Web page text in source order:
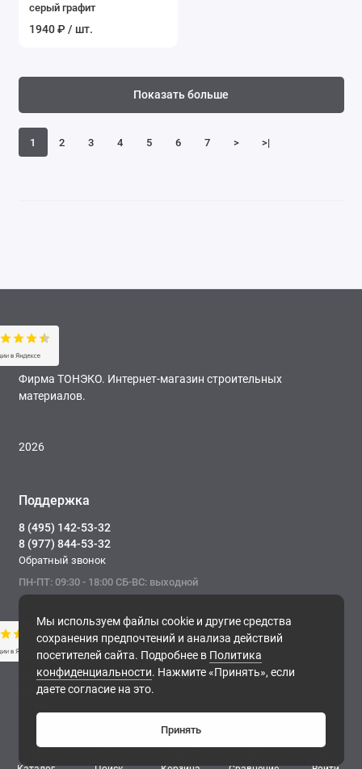
0
серый графит
1940 ₽ / шт.
1 2 3 4 5 6 7 > >|
Показать больше
Мы используем файлы cookie и другие средства
сохранения предпочтений и анализа действий
посетителей сайта. Подробнее в Политика
конфиденциальности. Нажмите «Принять», если
даете согласие на это.
Принять
Фирма ТОНЭКО. Интернет-магазин строительных
материалов.
2026
Поддержка
8 (495) 142-53-32
8 (977) 844-53-32
Обратный звонок
ПН-ПТ: 09:30 - 18:00 СБ-ВС: выходной
Фирма ТОНЭКО. Интернет-магазин строительных
материалов.